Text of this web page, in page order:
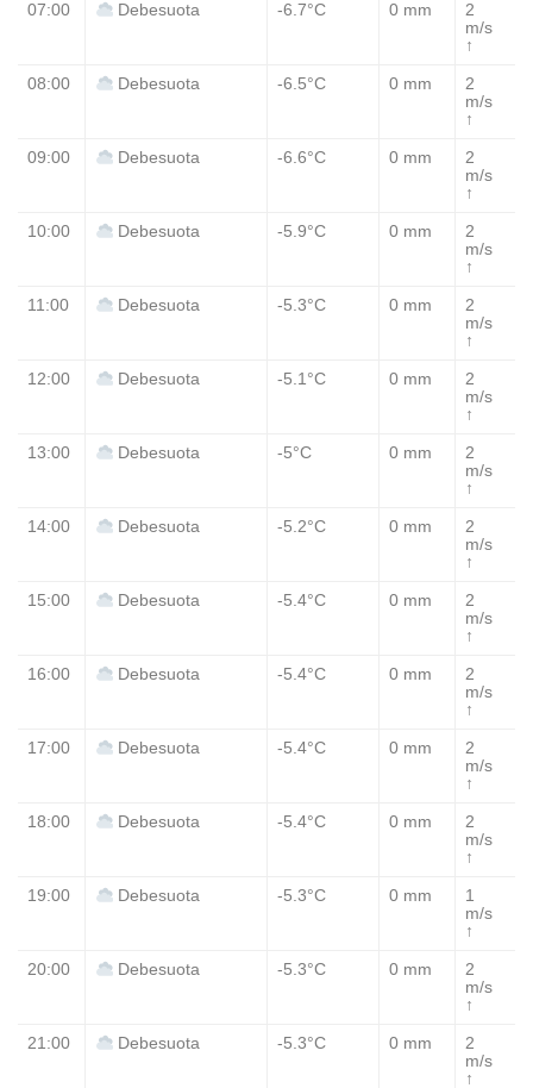
07:00 Debesuota -6.7°C 0 mm
2
m/s
↑
08:00 Debesuota -6.5°C 0 mm
2
m/s
↑
09:00 Debesuota -6.6°C 0 mm
2
m/s
↑
10:00 Debesuota -5.9°C 0 mm
2
m/s
↑
11:00 Debesuota -5.3°C 0 mm
2
m/s
↑
12:00 Debesuota -5.1°C 0 mm
2
m/s
↑
13:00 Debesuota -5°C 0 mm
2
m/s
↑
14:00 Debesuota -5.2°C 0 mm
2
m/s
↑
15:00 Debesuota -5.4°C 0 mm
2
m/s
↑
16:00 Debesuota -5.4°C 0 mm
2
m/s
↑
17:00 Debesuota -5.4°C 0 mm
2
m/s
↑
18:00 Debesuota -5.4°C 0 mm
2
m/s
↑
19:00 Debesuota -5.3°C 0 mm
1
m/s
↑
20:00 Debesuota -5.3°C 0 mm
2
m/s
↑
21:00 Debesuota -5.3°C 0 mm
2
m/s
↑